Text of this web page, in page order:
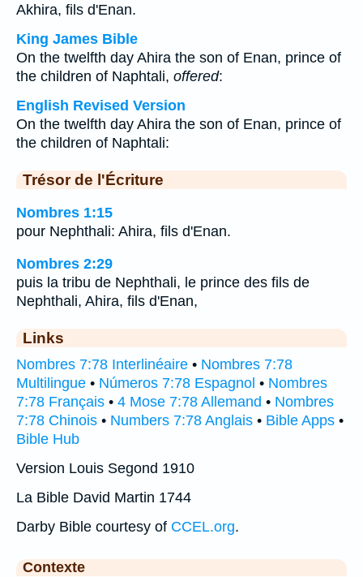
Akhira, fils d'Enan.
King James Bible
On the twelfth day Ahira the son of Enan, prince of
the children of Naphtali, offered:
English Revised Version
On the twelfth day Ahira the son of Enan, prince of
the children of Naphtali:
Trésor de l'Écriture
Nombres 1:15
pour Nephthali: Ahira, fils d'Enan.
Nombres 2:29
puis la tribu de Nephthali, le prince des fils de
Nephthali, Ahira, fils d'Enan,
Links
Nombres 7:78 Interlinéaire • Nombres 7:78
Multilingue • Números 7:78 Espagnol • Nombres
7:78 Français • 4 Mose 7:78 Allemand • Nombres
7:78 Chinois • Numbers 7:78 Anglais • Bible Apps •
Bible Hub
Version Louis Segond 1910
La Bible David Martin 1744
Darby Bible courtesy of CCEL.org.
Contexte